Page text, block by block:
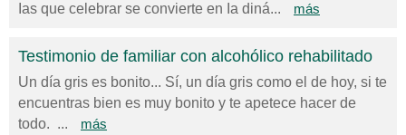
Ias que celebrar se convierte en Ia diná...
más
Testimonio de familiar con alcohólico rehabilitado
Un día gris es bonito... Sí, un día gris como el de hoy, si te
encuentras bien es muy bonito y te apetece hacer de
todo. ...
más